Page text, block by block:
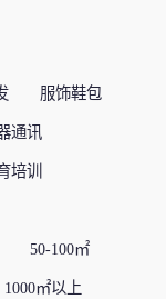
服饰鞋包
通讯
培训
50-100㎡
1000㎡以上